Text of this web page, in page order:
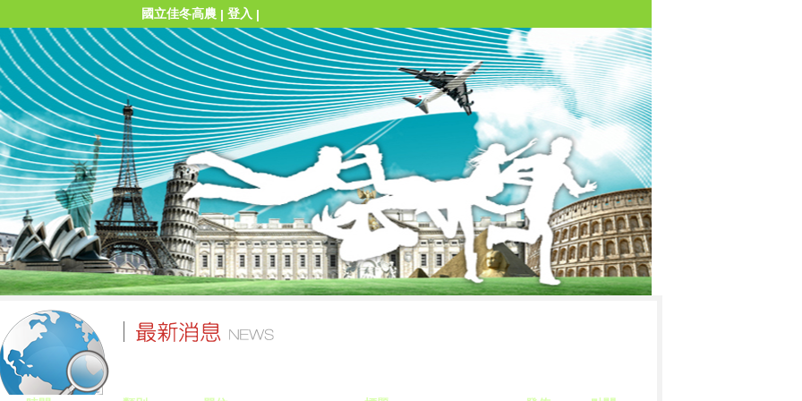
國立佳冬高農 | 登入 |